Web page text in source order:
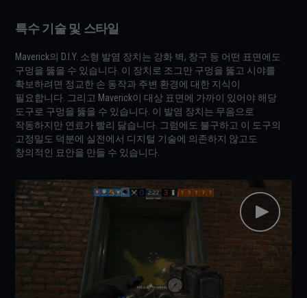
특수 기술 및 스타일
Maverick의 D.I.Y. 소형 발염 장치는 강화 벽, 창구 등 어떤 표면에도
구멍을 뚫을 수 있습니다. 이 장치로 조그만 구멍을 뚫고 시야를
확보하려면 정교한 손 동작과 주변 환경에 대한 지식이
필요합니다. 그리고 Maverick이 대상 표면에 가까이 있어야 해당
도구로 구멍을 뚫을 수 있습니다. 이 발염 장치는 무음으로
작동하지만 연료가 빨리 닳습니다. 그럼에도 불구하고 이 도구의
고정밀도 덕분에 실전에서 디지털 기술에 의존하지 않고도
창의적인 묘안을 만들 수 있습니다.